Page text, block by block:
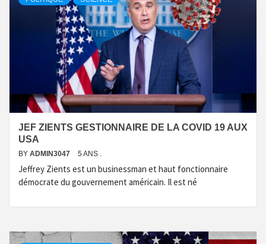
JEF ZIENTS GESTIONNAIRE DE LA COVID 19 AUX
USA
BY ADMIN3047 5 ANS .
Jeffrey Zients est un businessman et haut fonctionnaire
démocrate du gouvernement américain. Il est né